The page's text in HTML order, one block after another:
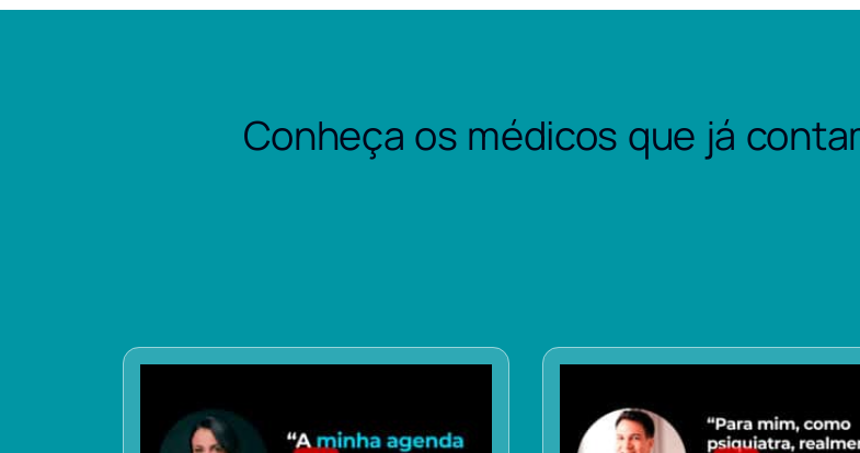
Conheça os médicos que já